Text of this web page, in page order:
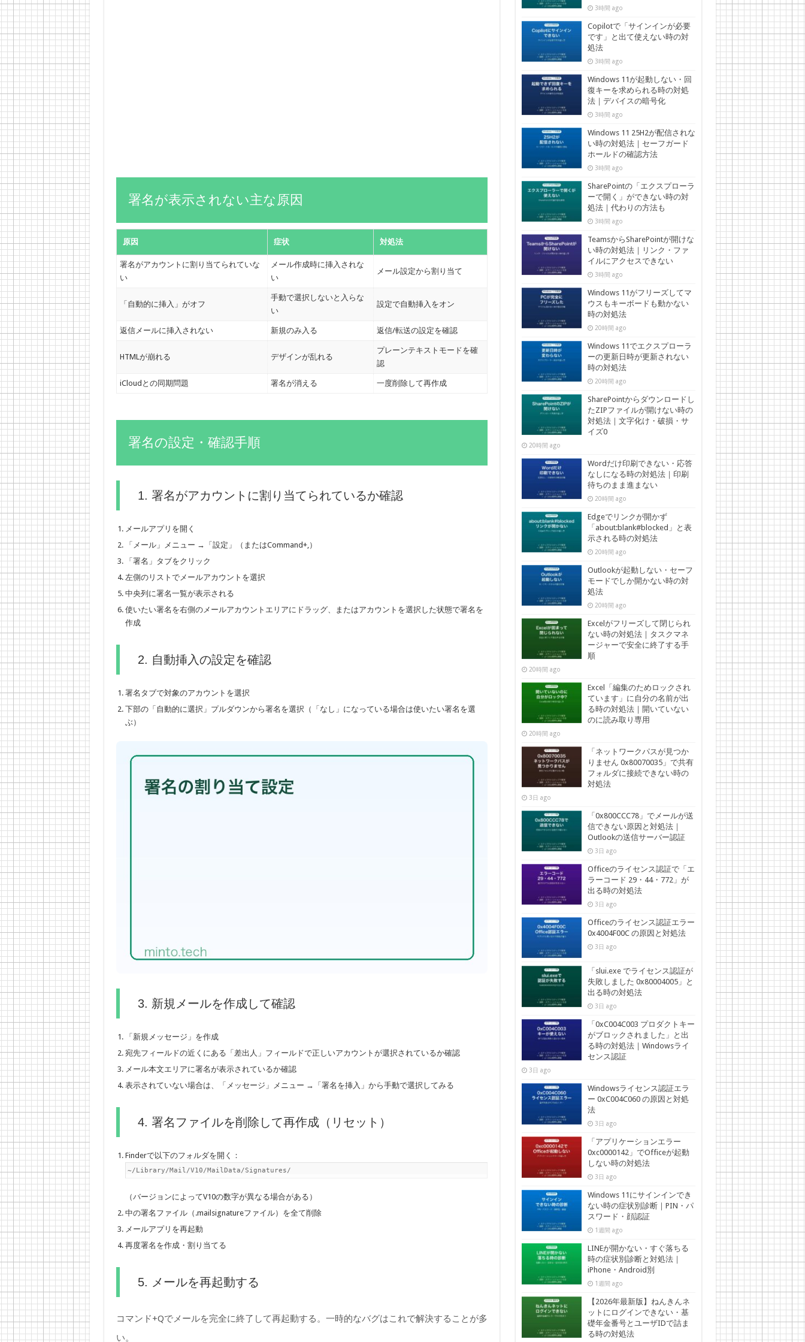
署名が表示されない主な原因
原因 症状 対処法
署名がアカウントに割り当てられていな
い
メール作成時に挿入されな
い
メール設定から割り当て
「自動的に挿入」がオフ
手動で選択しないと入らな
い
設定で自動挿入をオン
返信メールに挿入されない 新規のみ入る 返信/転送の設定を確認
HTMLが崩れる デザインが乱れる
プレーンテキストモードを確
認
iCloudとの同期問題 署名が消える 一度削除して再作成
署名の設定・確認手順
1. 署名がアカウントに割り当てられているか確認
メールアプリを開く
「メール」メニュー →「設定」（またはCommand+,）
「署名」タブをクリック
左側のリストでメールアカウントを選択
中央列に署名一覧が表示される
使いたい署名を右側のメールアカウントエリアにドラッグ、またはアカウントを選択した状態で署名を
作成
2. 自動挿入の設定を確認
署名タブで対象のアカウントを選択
下部の「自動的に選択」プルダウンから署名を選択（「なし」になっている場合は使いたい署名を選
ぶ）
3. 新規メールを作成して確認
「新規メッセージ」を作成
宛先フィールドの近くにある「差出人」フィールドで正しいアカウントが選択されているか確認
メール本文エリアに署名が表示されているか確認
表示されていない場合は、「メッセージ」メニュー →「署名を挿入」から手動で選択してみる
4. 署名ファイルを削除して再作成（リセット）
Finderで以下のフォルダを開く：
~/Library/Mail/V10/MailData/Signatures/
（バージョンによってV10の数字が異なる場合がある）
中の署名ファイル（.mailsignatureファイル）を全て削除
メールアプリを再起動
再度署名を作成・割り当てる
5. メールを再起動する
コマンド+Qでメールを完全に終了して再起動する。一時的なバグはこれで解決することが多
い。
3時間 ago
Copilotで「サインインが必要
です」と出て使えない時の対
処法
3時間 ago
Windows 11が起動しない・回
復キーを求められる時の対処
法｜デバイスの暗号化
3時間 ago
Windows 11 25H2が配信されな
い時の対処法｜セーフガード
ホールドの確認方法
3時間 ago
SharePointの「エクスプローラ
ーで開く」ができない時の対
処法｜代わりの方法も
3時間 ago
TeamsからSharePointが開けな
い時の対処法｜リンク・ファ
イルにアクセスできない
3時間 ago
Windows 11がフリーズしてマ
ウスもキーボードも動かない
時の対処法
20時間 ago
Windows 11でエクスプローラ
ーの更新日時が更新されない
時の対処法
20時間 ago
SharePointからダウンロードし
たZIPファイルが開けない時の
対処法｜文字化け・破損・サ
イズ0
20時間 ago
Wordだけ印刷できない・応答
なしになる時の対処法｜印刷
待ちのまま進まない
20時間 ago
Edgeでリンクが開かず
「about:blank#blocked」と表
示される時の対処法
20時間 ago
Outlookが起動しない・セーフ
モードでしか開かない時の対
処法
20時間 ago
Excelがフリーズして閉じられ
ない時の対処法｜タスクマネ
ージャーで安全に終了する手
順
20時間 ago
Excel「編集のためロックされ
ています」に自分の名前が出
る時の対処法｜開いていない
のに読み取り専用
20時間 ago
「ネットワークパスが見つか
りません 0x80070035」で共有
フォルダに接続できない時の
対処法
3日 ago
「0x800CCC78」でメールが送
信できない原因と対処法｜
Outlookの送信サーバー認証
3日 ago
Officeのライセンス認証で「エ
ラーコード 29・44・772」が
出る時の対処法
3日 ago
Officeのライセンス認証エラー
0x4004F00C の原因と対処法
3日 ago
「slui.exe でライセンス認証が
失敗しました 0x80004005」と
出る時の対処法
3日 ago
「0xC004C003 プロダクトキー
がブロックされました」と出
る時の対処法｜Windowsライ
センス認証
3日 ago
Windowsライセンス認証エラ
ー 0xC004C060 の原因と対処
法
3日 ago
「アプリケーションエラー
0xc0000142」でOfficeが起動
しない時の対処法
3日 ago
Windows 11にサインインでき
ない時の症状別診断｜PIN・パ
スワード・顔認証
1週間 ago
LINEが開かない・すぐ落ちる
時の症状別診断と対処法｜
iPhone・Android別
1週間 ago
【2026年最新版】ねんきんネ
ットにログインできない・基
礎年金番号とユーザIDで詰ま
る時の対処法